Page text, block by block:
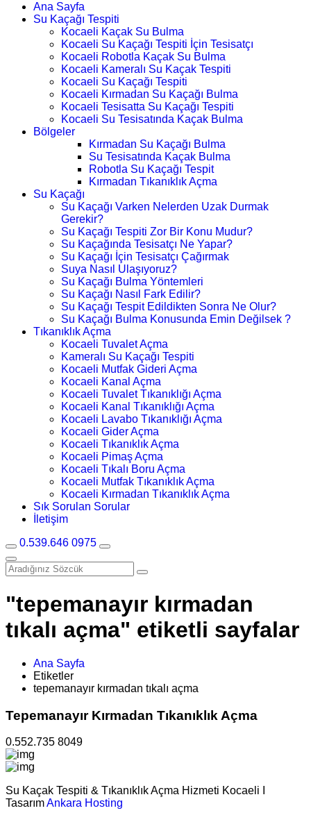
Ana Sayfa
Su Kaçağı Tespiti
Kocaeli Kaçak Su Bulma
Kocaeli Su Kaçağı Tespiti İçin Tesisatçı
Kocaeli Robotla Kaçak Su Bulma
Kocaeli Kameralı Su Kaçak Tespiti
Kocaeli Su Kaçağı Tespiti
Kocaeli Kırmadan Su Kaçağı Bulma
Kocaeli Tesisatta Su Kaçağı Tespiti
Kocaeli Su Tesisatında Kaçak Bulma
Bölgeler
Kırmadan Su Kaçağı Bulma
Su Tesisatında Kaçak Bulma
Robotla Su Kaçağı Tespit
Kırmadan Tıkanıklık Açma
Su Kaçağı
Su Kaçağı Varken Nelerden Uzak Durmak
Gerekir?
Su Kaçağı Tespiti Zor Bir Konu Mudur?
Su Kaçağında Tesisatçı Ne Yapar?
Su Kaçağı İçin Tesisatçı Çağırmak
Suya Nasıl Ulaşıyoruz?
Su Kaçağı Bulma Yöntemleri
Su Kaçağı Nasıl Fark Edilir?
Su Kaçağı Tespit Edildikten Sonra Ne Olur?
Su Kaçağı Bulma Konusunda Emin Değilsek ?
Tıkanıklık Açma
Kocaeli Tuvalet Açma
Kameralı Su Kaçağı Tespiti
Kocaeli Mutfak Gideri Açma
Kocaeli Kanal Açma
Kocaeli Tuvalet Tıkanıklığı Açma
Kocaeli Kanal Tıkanıklığı Açma
Kocaeli Lavabo Tıkanıklığı Açma
Kocaeli Gider Açma
Kocaeli Tıkanıklık Açma
Kocaeli Pimaş Açma
Kocaeli Tıkalı Boru Açma
Kocaeli Mutfak Tıkanıklık Açma
Kocaeli Kırmadan Tıkanıklık Açma
Sık Sorulan Sorular
İletişim
0.539.646 0975
"tepemanayır kırmadan
tıkalı açma" etiketli sayfalar
Ana Sayfa
Etiketler
tepemanayır kırmadan tıkalı açma
Tepemanayır Kırmadan Tıkanıklık Açma
0.552.735 8049
Su Kaçak Tespiti & Tıkanıklık Açma Hizmeti Kocaeli I
TasarımAnkara Hosting